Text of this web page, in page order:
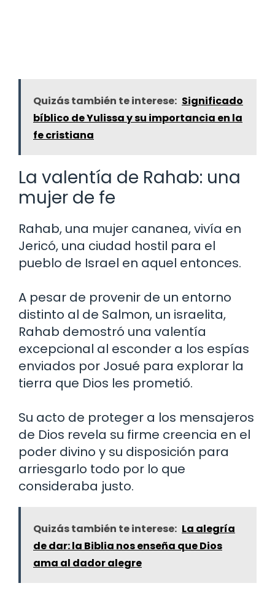
Quizás también te interese: Significado
bíblico de Yulissa y su importancia en la
fe cristiana
La valentía de Rahab: una
mujer de fe
Rahab, una mujer cananea, vivía en
Jericó, una ciudad hostil para el
pueblo de Israel en aquel entonces.
A pesar de provenir de un entorno
distinto al de Salmon, un israelita,
Rahab demostró una valentía
excepcional al esconder a los espías
enviados por Josué para explorar la
tierra que Dios les prometió.
Su acto de proteger a los mensajeros
de Dios revela su firme creencia en el
poder divino y su disposición para
arriesgarlo todo por lo que
consideraba justo.
Quizás también te interese: La alegría
de dar: la Biblia nos enseña que Dios
ama al dador alegre